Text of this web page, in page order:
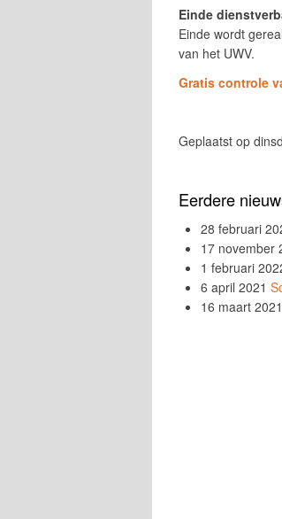
Einde
Einde wordt
van het UWV.
Gratis controle
Geplaatst op
Eerdere
28 februari
17 november
1 februari
6 april 2021
16 maart 2021